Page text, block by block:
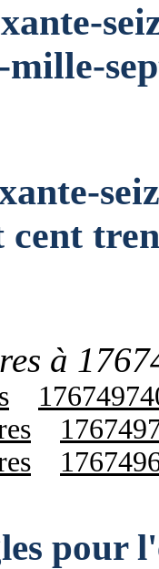
seize
cent
à
pour